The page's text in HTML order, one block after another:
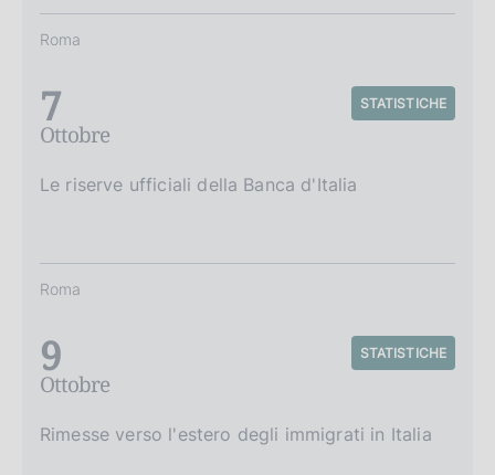
Roma
7
Ottobre
STATISTICHE
Le riserve ufficiali della Banca d'Italia
Roma
9
Ottobre
STATISTICHE
Rimesse verso l'estero degli immigrati in Italia